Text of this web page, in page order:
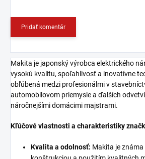
Pridať komentár
Makita je japonský výrobca elektrického
vysokú kvalitu, spoľahlivosť a inovatívne
obľúbená medzi profesionálmi v
automobilovom priemysle a ďalších
náročnejšími domácimi majstrami.
Kľúčové vlastnosti a charakteristiky
Kvalita a odolnosť: Makita je